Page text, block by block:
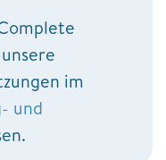
im
und